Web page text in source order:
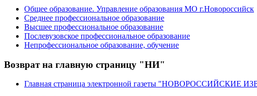
Общее образование. Управление образования МО г.Новороссийск
Среднее профессиональное образование
Высшее профессиональное образование
Послевузовское профессиональное образование
Непрофессиональное образование, обучение
Возврат на главную страницу "НИ"
Главная страница электронной газеты "НОВОРОССИЙСКИЕ